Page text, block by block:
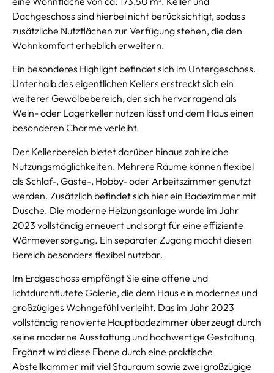
Dachgeschoss sind hierbei nicht berücksichtigt, sodass
zusätzliche Nutzflächen zur Verfügung stehen, die den
Wohnkomfort erheblich erweitern.
Ein besonderes Highlight befindet sich im Untergeschoss.
Unterhalb des eigentlichen Kellers erstreckt sich ein
weiterer Gewölbebereich, der sich hervorragend als
Wein- oder Lagerkeller nutzen lässt und dem Haus einen
besonderen Charme verleiht.
Der Kellerbereich bietet darüber hinaus zahlreiche
Nutzungsmöglichkeiten. Mehrere Räume können flexibel
als Schlaf-, Gäste-, Hobby- oder Arbeitszimmer genutzt
werden. Zusätzlich befindet sich hier ein Badezimmer mit
Dusche. Die moderne Heizungsanlage wurde im Jahr
2023 vollständig erneuert und sorgt für eine effiziente
Wärmeversorgung. Ein separater Zugang macht diesen
Bereich besonders flexibel nutzbar.
Im Erdgeschoss empfängt Sie eine offene und
lichtdurchflutete Galerie, die dem Haus ein modernes und
großzügiges Wohngefühl verleiht. Das im Jahr 2023
vollständig renovierte Hauptbadezimmer überzeugt durch
seine moderne Ausstattung und hochwertige Gestaltung.
Ergänzt wird diese Ebene durch eine praktische
Abstellkammer mit viel Stauraum sowie zwei großzügige